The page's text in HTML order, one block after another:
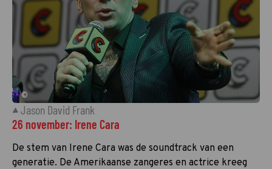
©
Jason David Frank
26 november: Irene Cara
De stem van Irene Cara was de soundtrack van een
generatie. De Amerikaanse zangeres en actrice kreeg